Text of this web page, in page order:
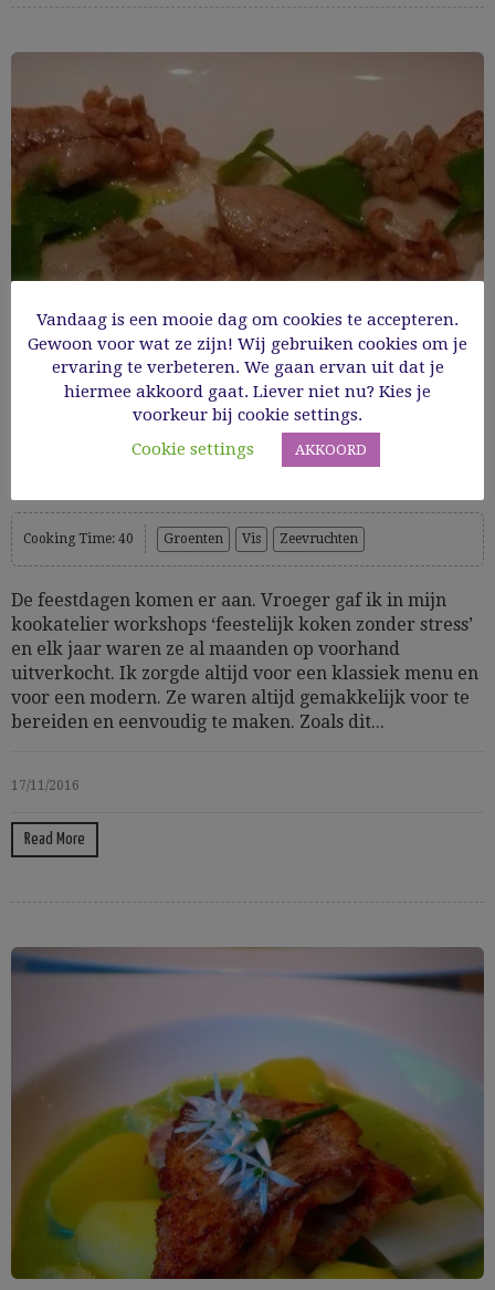
Roodbaars, crème van aardpeer, jus van
postelein en grijze garnaal
Cooking Time: 40 Groenten Vis Zeevruchten
De feestdagen komen er aan. Vroeger gaf ik in mijn
kookatelier workshops ‘feestelijk koken zonder stress’
en elk jaar waren ze al maanden op voorhand
uitverkocht. Ik zorgde altijd voor een klassiek menu en
voor een modern. Ze waren altijd gemakkelijk voor te
bereiden en eenvoudig te maken. Zoals dit...
17/11/2016
Read More
Vandaag is een mooie dag om cookies te accepteren.
Gewoon voor wat ze zijn! Wij gebruiken cookies om je
ervaring te verbeteren. We gaan ervan uit dat je
hiermee akkoord gaat. Liever niet nu? Kies je
voorkeur bij cookie settings.
Cookie settings
AKKOORD